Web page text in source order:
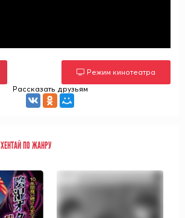
Режим кинотеатра
Рассказать друзьям
ХЕНТАЙ ПО ЖАНРУ